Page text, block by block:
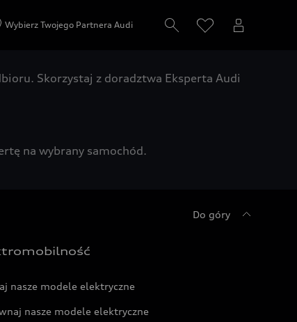
Wybierz Twojego Partnera Audi
Skorzystaj z doradztwa Eksperta Audi
na wybrany samochód.
Do góry
nasze modele elektryczne
nasze modele elektryczne